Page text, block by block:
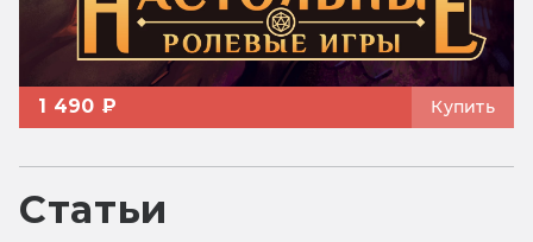
1 490 ₽ Купить
Статьи